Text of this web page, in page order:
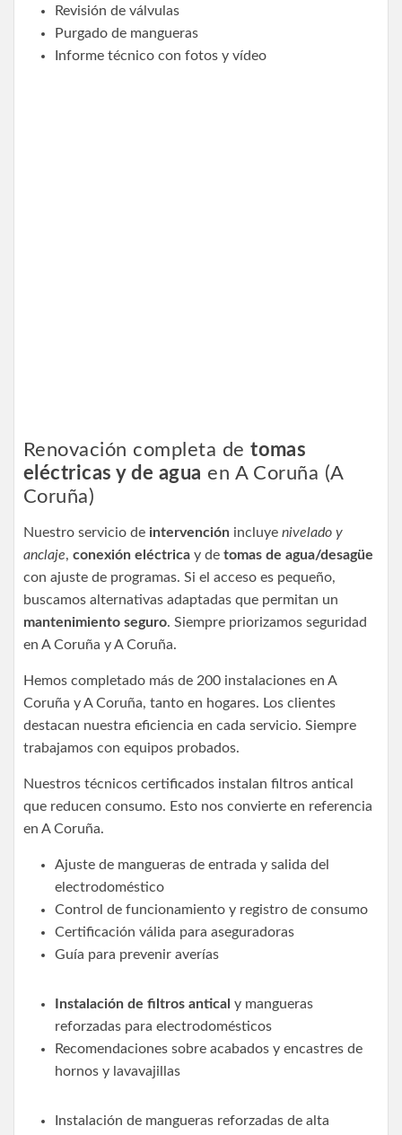
Revisión de válvulas
Purgado de mangueras
Informe técnico con fotos y vídeo
Renovación completa detomas
eléctricas y de agua en A Coruña (A
Coruña)
Nuestro servicio de intervención incluye nivelado y
anclaje, conexión eléctrica y de tomas de agua/desagüe
con ajuste de programas. Si el acceso es pequeño,
buscamos alternativas adaptadas que permitan un
mantenimiento seguro. Siempre priorizamos seguridad
en A Coruña y A Coruña.
Hemos completado más de 200 instalaciones en A
Coruña y A Coruña, tanto en hogares. Los clientes
destacan nuestra eficiencia en cada servicio. Siempre
trabajamos con equipos probados.
Nuestros técnicos certificados instalan filtros antical
que reducen consumo. Esto nos convierte en referencia
en A Coruña.
Ajuste de mangueras de entrada y salida del
electrodoméstico
Control de funcionamiento y registro de consumo
Certificación válida para aseguradoras
Guía para prevenir averías
Instalación de filtros antical y mangueras
reforzadas para electrodomésticos
Recomendaciones sobre acabados y encastres de
hornos y lavavajillas
Instalación de mangueras reforzadas de alta